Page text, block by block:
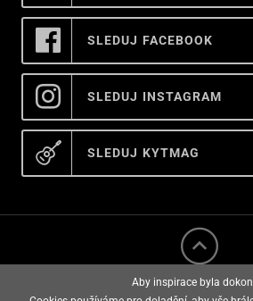
SLEDUJ FACEBOOK
SLEDUJ INSTAGRAM
SLEDUJ KYTMAG
Aby inspirace byla